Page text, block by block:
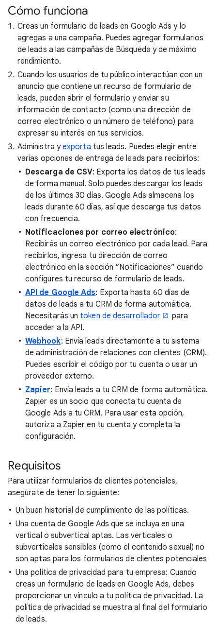
Cómo funciona
Creas un formulario de leads en Google Ads y lo
agregas a una campaña. Puedes agregar formularios
de leads a las campañas de Búsqueda y de máximo
rendimiento.
Cuando los usuarios de tu público interactúan con un
anuncio que contiene un recurso de formulario de
leads, pueden abrir el formulario y enviar su
información de contacto (como una dirección de
correo electrónico o un número de teléfono) para
expresar su interés en tus servicios.
Administra yexporta tus leads. Puedes elegir entre
varias opciones de entrega de leads para recibirlos:
Descarga de CSV: Exporta los datos de tus leads
de forma manual. Solo puedes descargar los leads
de los últimos 30 días. Google Ads almacena los
leads durante 60 días, así que descarga tus datos
con frecuencia.
Notificaciones por correo electrónico:
Recibirás un correo electrónico por cada lead. Para
recibirlos, ingresa tu dirección de correo
electrónico en la sección “Notificaciones” cuando
configures tu recurso de formulario de leads.
API de Google Ads: Exporta hasta 60 días de
datos de leads a tu CRM de forma automática.
Necesitarás un token de desarrollador
para
acceder a la API.
Webhook: Envía leads directamente a tu sistema
de administración de relaciones con clientes (CRM).
Puedes escribir el código por tu cuenta o usar un
proveedor externo.
Zapier: Envía leads a tu CRM de forma automática.
Zapier es un socio que conecta tu cuenta de
Google Ads a tu CRM. Para usar esta opción,
autoriza a Zapier en tu cuenta y completa la
configuración.
Requisitos
Para utilizar formularios de clientes potenciales,
asegúrate de tener lo siguiente:
Un buen historial de cumplimiento de las políticas.
Una cuenta de Google Ads que se incluya en una
vertical o subvertical aptas. Las verticales o
subverticales sensibles (como el contenido sexual) no
son aptas para los formularios de clientes potenciales
Una política de privacidad para tu empresa: Cuando
creas un formulario de leads en Google Ads, debes
proporcionar un vínculo a tu política de privacidad. La
política de privacidad se muestra al final del formulario
de leads.